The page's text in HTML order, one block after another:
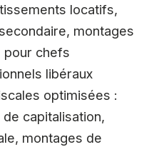
locatifs,
montages
pour chefs
libéraux
optimisées :
capitalisation,
montages de